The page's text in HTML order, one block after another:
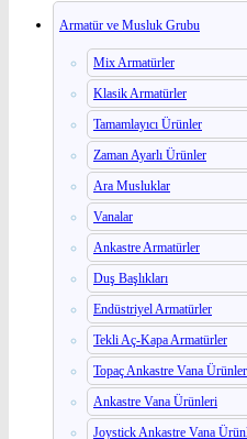
Armatür ve Musluk Grubu
Mix Armatürler
Klasik Armatürler
Tamamlayıcı Ürünler
Zaman Ayarlı Ürünler
Ara Musluklar
Vanalar
Ankastre Armatürler
Duş Başlıkları
Endüstriyel Armatürler
Tekli Aç-Kapa Armatürler
Topaç Ankastre Vana
Ankastre Vana Ürünleri
Joystick Ankastre Vana